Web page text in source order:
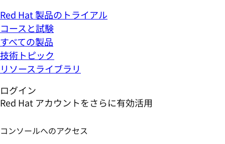
Red Hat 製品のトライアル
コースと試験
すべての製品
技術トピック
リソースライブラリ
ログイン
Red Hat アカウントをさらに有効活用
コンソールへのアクセス